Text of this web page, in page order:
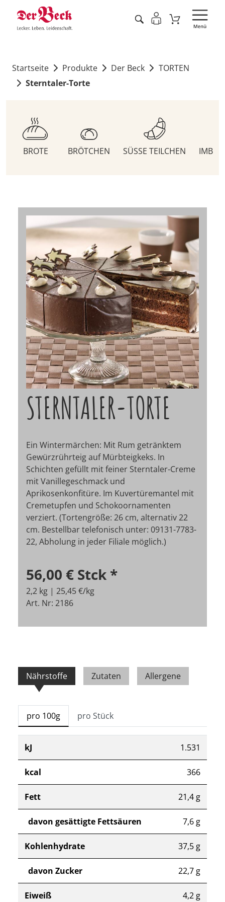
Startseite Produkte Der Beck
TORTEN
Sterntaler-Torte
BROTE BRÖTCHEN SÜSSE TEILCHEN
STERNTALER-TORTE
Ein Wintermärchen: Mit Rum getränktem
Gewürzrührteig auf Mürbteigkeks. In
Schichten gefüllt mit feiner Sterntaler-Creme
mit Vanillegeschmack und
Aprikosenkonfitüre. Im Kuvertüremantel mit
Cremetupfen und Schokoornamenten
verziert. (Tortengröße: 26 cm, alternativ 22
cm. Bestellbar telefonisch unter: 09131-7783-
22, Abholung in jeder Filiale möglich.)
56,00 € Stck *
2,2 kg | 25,45 €/kg
Art. Nr: 2186
Nährstoffe Zutaten Allergene
pro 100g pro Stück
kJ 1.531
kcal 366
Fett 21,4 g
davon gesättigte Fettsäuren 7,6 g
Kohlenhydrate 37,5 g
davon Zucker 22,7 g
Eiweiß 4,2 g